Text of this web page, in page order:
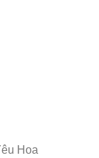
Hoa